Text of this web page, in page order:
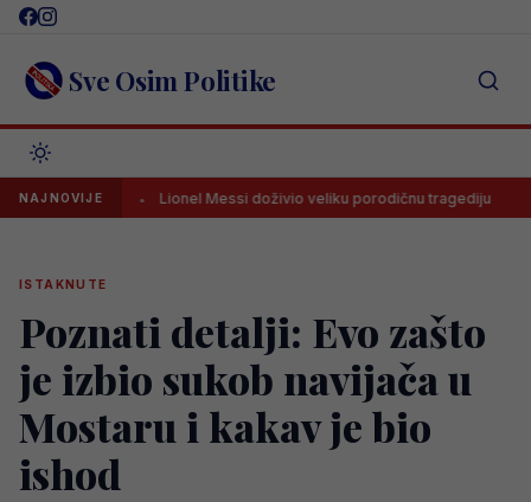
Skip
content Sve Osim Politike
NAJNOVIJE Lionel Messi doživio veliku porodičnu tragediju
ISTAKNUTE
Poznati detalji: Evo zašto
je izbio sukob navijača u
Mostaru i kakav je bio
ishod